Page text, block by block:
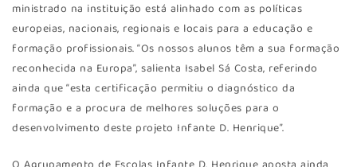
ministrado na instituição está alinhado com as políticas
europeias, nacionais, regionais e locais para a educação e
formação profissionais. “Os nossos alunos têm a sua formação
reconhecida na Europa”, salienta Isabel Sá Costa, referindo
ainda que “esta certificação permitiu o diagnóstico da
formação e a procura de melhores soluções para o
desenvolvimento deste projeto Infante D. Henrique”.